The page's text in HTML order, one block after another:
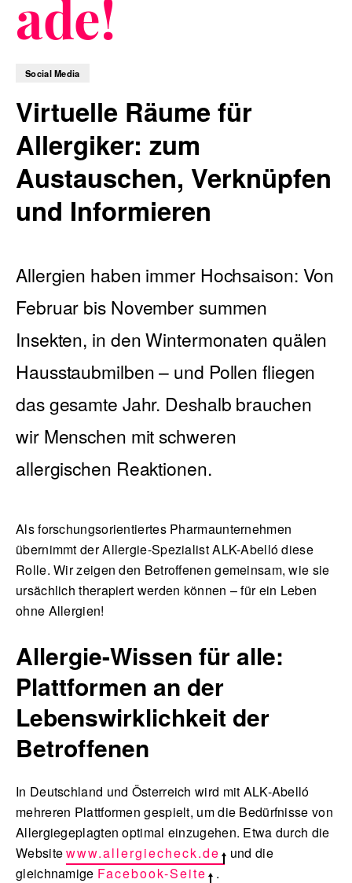
Blog
Nachhaltigkeit
Kontakt
English
ade!
Social Media
Virtuelle Räume für
Allergiker: zum
Austauschen, Verknüpfen
und Informieren
Allergien haben immer Hochsaison: Von
Februar bis November summen
Insekten, in den Wintermonaten quälen
Hausstaubmilben – und Pollen fliegen
das gesamte Jahr. Deshalb brauchen
wir Menschen mit schweren
allergischen Reaktionen.
Als forschungsorientiertes Pharmaunternehmen
übernimmt der Allergie-Spezialist ALK-Abelló diese
Rolle. Wir zeigen den Betroffenen gemeinsam, wie sie
ursächlich therapiert werden können – für ein Leben
ohne Allergien!
Allergie-Wissen für alle:
Plattformen an der
Lebenswirklichkeit der
Betroffenen
In Deutschland und Österreich wird mit ALK-Abelló
mehreren Plattformen gespielt, um die Bedürfnisse von
Allergiegeplagten optimal einzugehen. Etwa durch die
Websitewww.allergiecheck.de
und die
gleichnamige Facebook-Seite .